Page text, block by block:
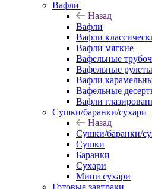
Вафли
Назад
Вафли
Вафли
Вафли мягкие
Вафельные
Вафельные
Вафли
Вафельные
Вафли
Сушки/баранки/сухари
Назад
Сушки/баранки/
Сушки
Баранки
Сухари
Мини сухари
Готовые завтраки